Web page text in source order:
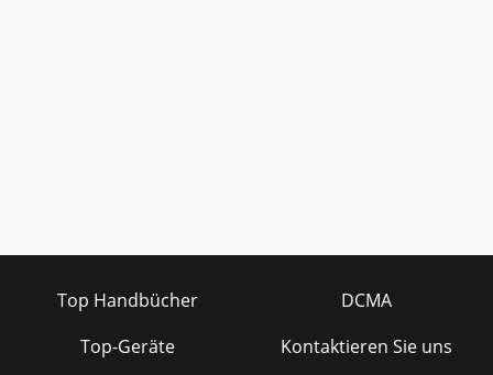
Top Handbücher
Top-Geräte
DCMA
Kontaktieren Sie uns